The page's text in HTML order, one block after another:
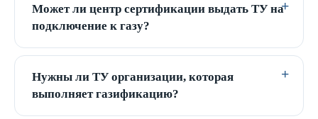
Может ли центр сертификации выдать ТУ на
подключение к газу?
Нужны ли ТУ организации, которая
выполняет газификацию?